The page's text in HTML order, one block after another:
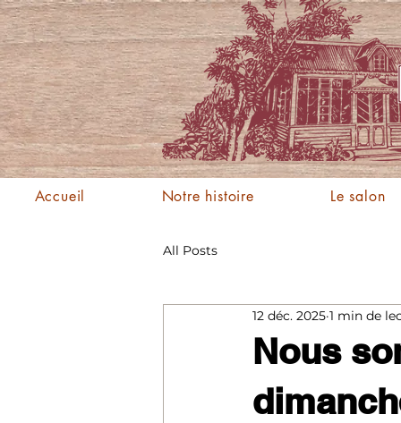
Accueil Notre histoire Le salon
All Posts
Nous
12 déc. 2025 1 min de